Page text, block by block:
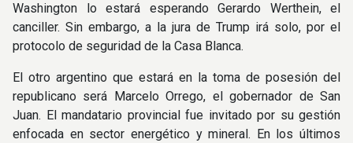
Washington lo estará esperando Gerardo Werthein, el
canciller. Sin embargo, a la jura de Trump irá solo, por el
protocolo de seguridad de la Casa Blanca.
El otro argentino que estará en la toma de posesión del
republicano será Marcelo Orrego, el gobernador de San
Juan. El mandatario provincial fue invitado por su gestión
enfocada en sector energético y mineral. En los últimos